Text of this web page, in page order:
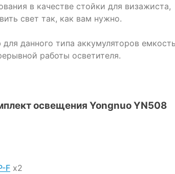
в качестве стойки для визажиста,
свет так, как вам нужно.
данного типа аккумуляторов
работы осветителя.
освещения Yongnuo YN508
F x2